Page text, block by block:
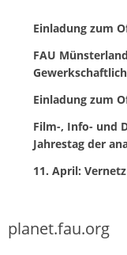
Einladung zum
FAU
Einladung zum
Film-, Info- und
Jahrestag der
11. April:
planet.fau.org